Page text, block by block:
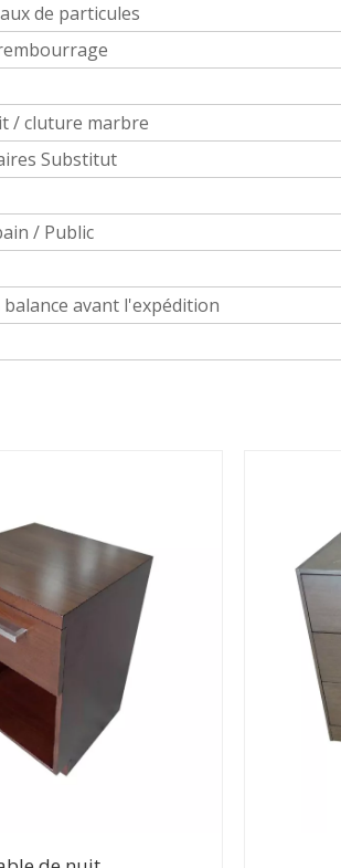
de particules
/ cluture marbre
Substitut
/ Public
avant l'expédition